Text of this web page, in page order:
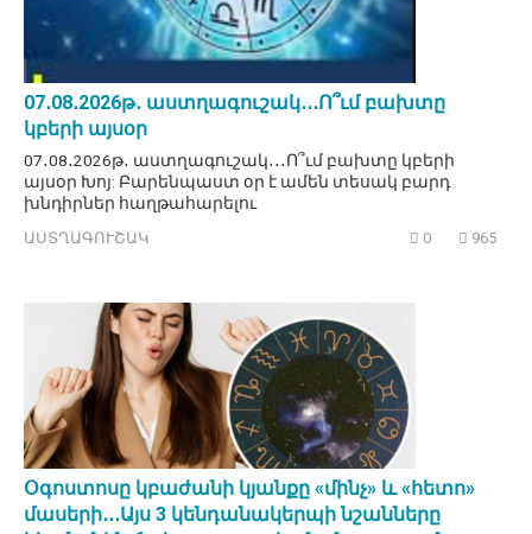
07․08․2026թ․ աստղագուշակ․․․Ո՞ւմ բախտը
կբերի այսօր
07․08․2026թ․ աստղագուշակ․․․Ո՞ւմ բախտը կբերի
այսօր Խոյ: Բարենպաստ օր է ամեն տեսակ բարդ
խնդիրներ հաղթահարելու
ԱՍՏՂԱԳՈՒՇԱԿ 0 965
Օգոստոսը կբաժանի կյանքը «մինչ» և «հետո»
մասերի․․․Այս 3 կենդանակերպի նշանները